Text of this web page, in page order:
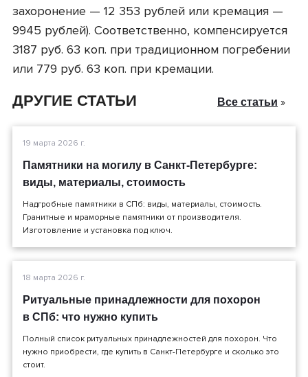
захоронение — 12 353 рублей или кремация —
9945 рублей). Соответственно, компенсируется
3187 руб. 63 коп. при традиционном погребении
или 779 руб. 63 коп. при кремации.
ДРУГИЕ СТАТЬИ
19 марта 2026 г.
Памятники на могилу в Санкт-Петербурге:
виды, материалы, стоимость
Надгробные памятники в СПб: виды, материалы, стоимость.
Гранитные и мраморные памятники от производителя.
Изготовление и установка под ключ.
18 марта 2026 г.
Ритуальные принадлежности для похорон
в СПб: что нужно купить
Полный список ритуальных принадлежностей для похорон. Что
нужно приобрести, где купить в Санкт-Петербурге и сколько это
стоит.
Все статьи »